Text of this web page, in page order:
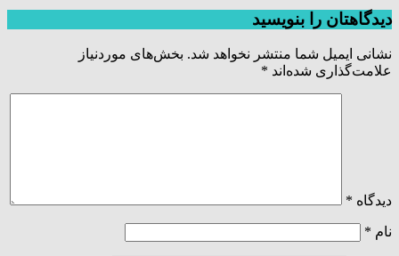
دیدگاهتان را بنویسید
نشانی ایمیل شما منتشر نخواهد شد. بخش‌های موردنیاز
علامت‌گذاری شده‌اند *
دیدگاه *
نام *